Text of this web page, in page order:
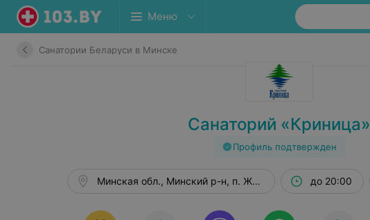
Меню
Санатории Беларуси в Минске
Санаторий «Криница»
Профиль подтвержден
Минская обл., Минский р-н, п. Ждановичи до 20:00